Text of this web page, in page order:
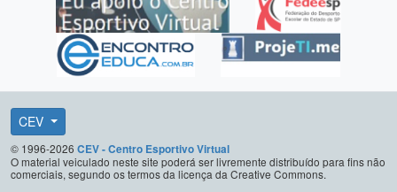
CEV
© 1996-2026 CEV - Centro Esportivo Virtual
O material veiculado neste site poderá ser livremente distribuído para fins não
comerciais, segundo os termos da licença da Creative Commons.